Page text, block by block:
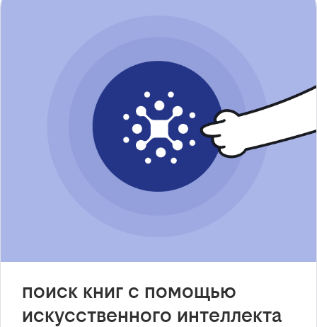
поиск книг с помощью
искусственного интеллекта